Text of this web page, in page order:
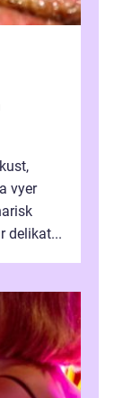
vyer
delikat...